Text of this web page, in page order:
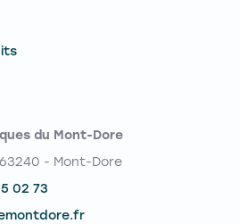
du Mont-Dore
- Mont-Dore
02 73